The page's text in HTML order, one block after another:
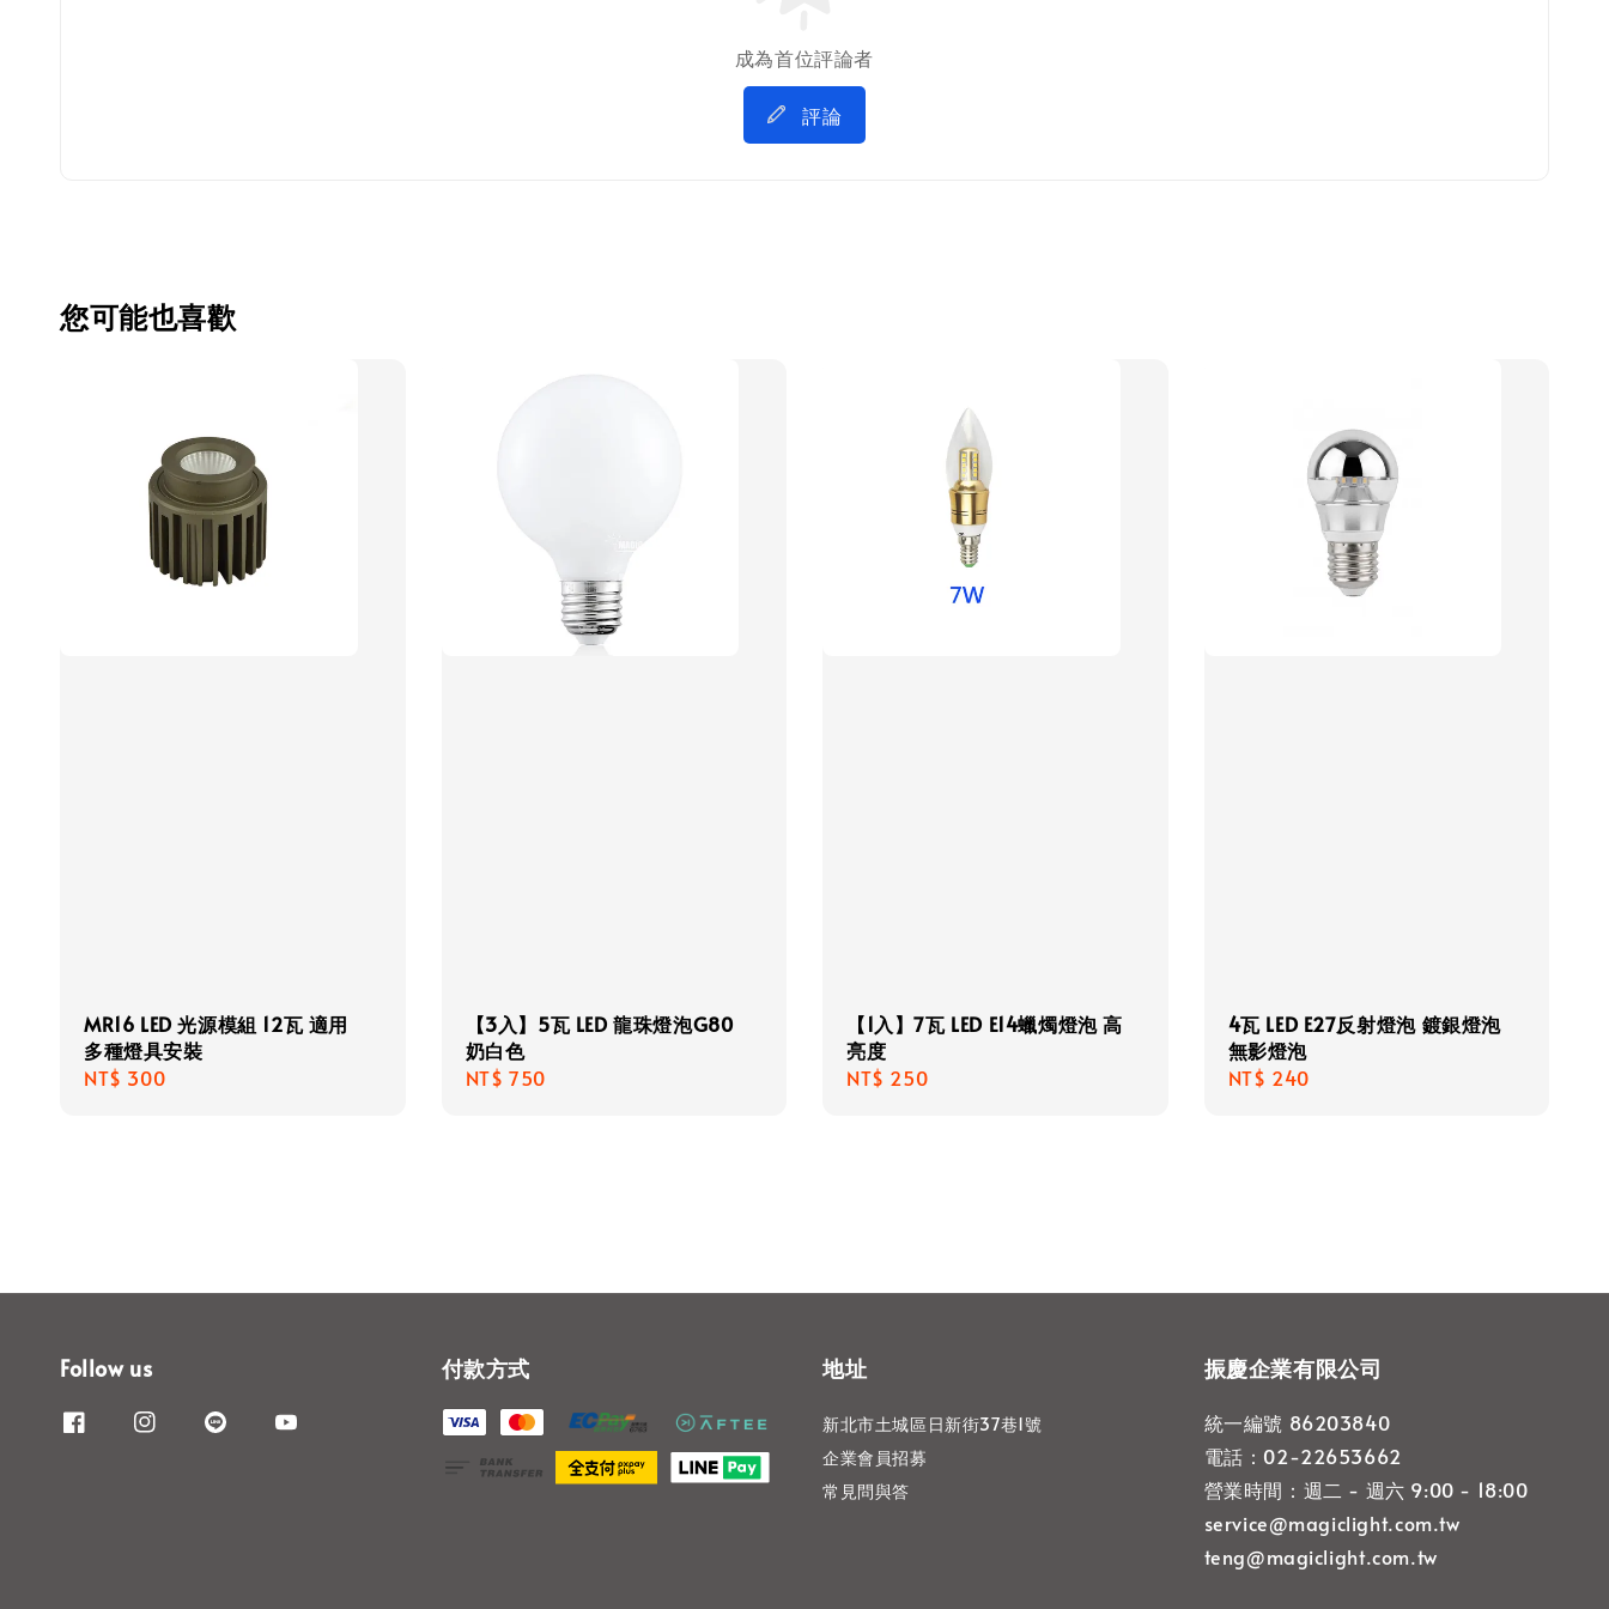
成為首位評論者
評論
您可能也喜歡
MR16 LED 光源模組 12瓦 適用
多種燈具安裝
Regular
NT$ 300
【3入】5瓦 LED 龍珠燈泡G80
奶白色
Regular
NT$ 750
【1入】7瓦 LED E14蠟燭燈泡 高
亮度
Regular
NT$ 250
4瓦 LED E27反射燈泡 鍍銀燈泡
無影燈泡
Regular
NT$ 240
Follow us 付款方式 地址
新北市土城區日新街37巷1號
企業會員招募
常見問與答
振慶企業有限公司
統一編號 86203840
電話：02-22653662
營業時間：週二 - 週六 9:00 - 18:00
service@magiclight.com.tw
teng@magiclight.com.tw